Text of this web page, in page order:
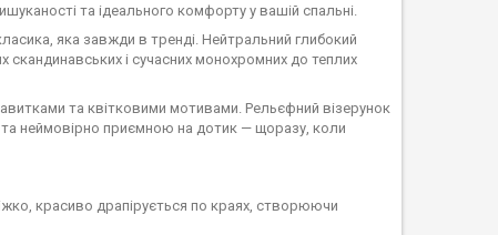
та ідеального комфорту у вашій спальні.
яка завжди в тренді. Нейтральний глибокий
скандинавських і сучасних монохромних до теплих
та квітковими мотивами. Рельєфний візерунок
неймовірно приємною на дотик — щоразу, коли
красиво драпірується по краях, створюючи